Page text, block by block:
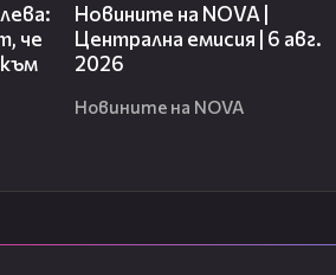
че
Новините на NOVA |
Централна емисия | 6 авг.
2026
Новините на NOVA